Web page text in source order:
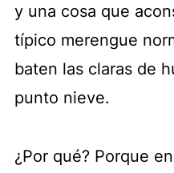
y una cosa que
típico merengue
baten las claras de
punto nieve.
¿Por qué? Porque